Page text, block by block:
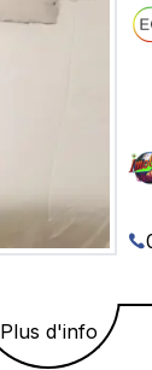
Plus d'info